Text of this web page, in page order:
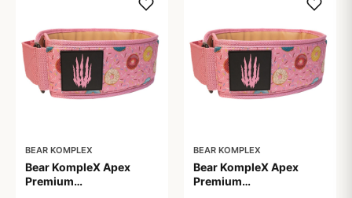
BEAR KOMPLEX
Bear KompleX Apex
Premium
BEAR KOMPLEX
Bear KompleX Apex
Premium